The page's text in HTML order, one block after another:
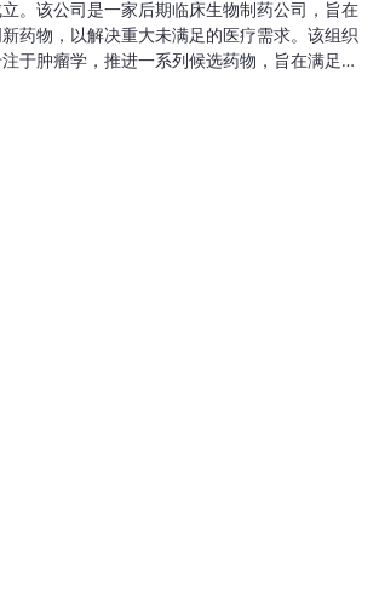
。该公司是一家后期临床生物制药公司，旨在
药物，以解决重大未满足的医疗需求。该组织
于肿瘤学，推进一系列候选药物，旨在满足大
物的显著历史。该公司的战略包括利用专有技